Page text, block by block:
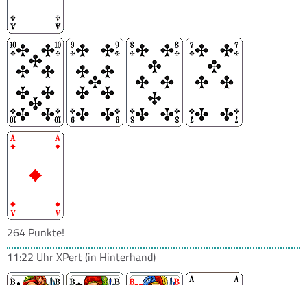
264 Punkte!
11:22 UhrXPert(in Hinterhand)